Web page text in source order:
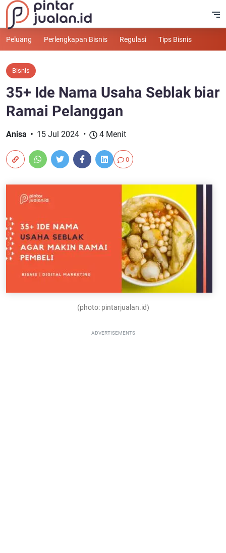
Peluang Perlengkapan Bisnis Regulasi Tips Bisnis
Bisnis
35+ Ide Nama Usaha Seblak biar
Ramai Pelanggan
Anisa 15 Jul 2024 4 Menit
0
(photo: pintarjualan.id)
ADVERTISEMENTS